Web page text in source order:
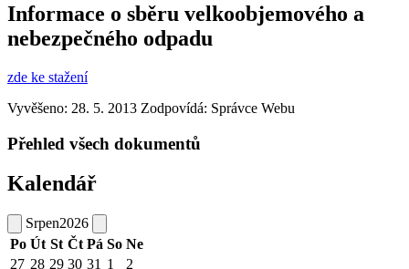
Informace o sběru velkoobjemového a
nebezpečného odpadu
zde ke stažení
Vyvěšeno: 28. 5. 2013 Zodpovídá: Správce Webu
Přehled všech dokumentů
Kalendář
Srpen2026
Po Út St Čt Pá So Ne
27 28 29 30 31 1
2